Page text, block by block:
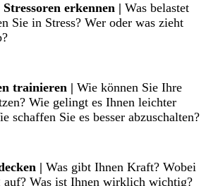
erkennen | Was belastet
Sie in Stress? Wer oder was zieht
trainieren | Wie können Sie Ihre
Wie gelingt es Ihnen leichter
schaffen Sie es besser abzuschalten?
| Was gibt Ihnen Kraft? Wobei
auf? Was ist Ihnen wirklich wichtig?